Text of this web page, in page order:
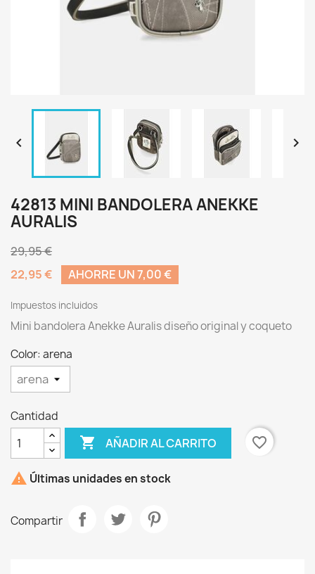
 
42813 MINI BANDOLERA ANEKKE
AURALIS
29,95 €
22,95 €
AHORRE UN 7,00 €
Impuestos incluidos
Mini bandolera Anekke Auralis diseño original y coqueto
Color: arena
Cantidad
 AÑADIR AL CARRITO favorite_border
 Últimas unidades en stock
Compartir
Crear lista de deseos
Nombre de la lista de deseos